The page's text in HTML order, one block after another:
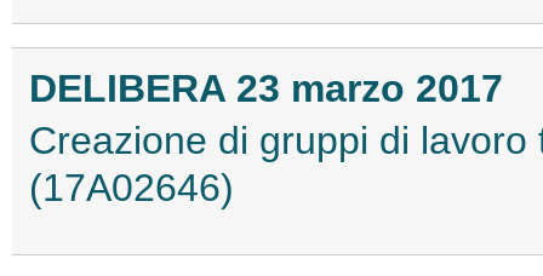
DELIBERA 23 marzo 2017
Creazione di gruppi di
(17A02646)